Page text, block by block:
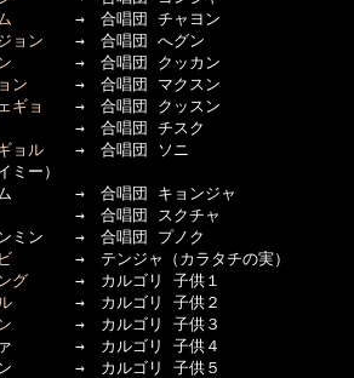
→　合唱団 チャヨン
ョン →　合唱団 へグン
→　合唱団 クッカン
ン →　合唱団 マクスン
ギョ
→　合唱団 クッスン
→　合唱団 チスク
ョル →　合唱団 ソニ
）
　→　合唱団 キョンジャ
　→　合唱団 スクチャ
　→　合唱団 プノク
→　テンジャ（カラタチの実）
グ →　カルゴリ 子供１
→　カルゴリ 子供２
→　カルゴリ 子供３
　→　カルゴリ 子供４
　→　カルゴリ 子供５